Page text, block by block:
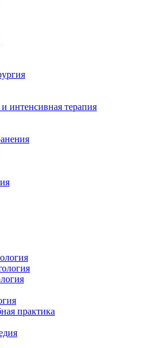
интенсивная терапия
практика